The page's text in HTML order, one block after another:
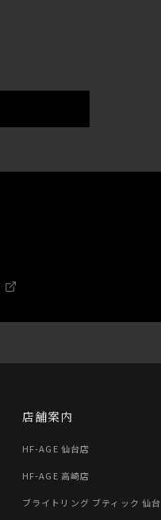
店舗案内
HF-AGE 仙台店
HF-AGE 高崎店
ブライトリング ブティック 仙台